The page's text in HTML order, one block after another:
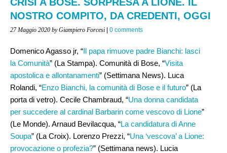
NOSTRO COMPITO, DA CREDENTI, OGGI
27 Maggio 2020 by Giampiero Forcesi | 0 comments
Domenico Agasso jr, “Il papa rimuove padre Bianchi: lasci
la Comunità” (La Stampa). Comunità di Bose, “Visita
apostolica e allontanamenti” (Settimana News). Luca
Rolandi, “Enzo Bianchi, la comunità di Bose e il futuro” (La
porta di vetro). Cecile Chambraud, “Una donna candidata
per succedere al cardinal Barbarin come vescovo di Lione”
(Le Monde). Arnaud Bevilacqua, “La candidatura di Anne
Soupa” (La Croix). Lorenzo Prezzi, “Una ‘vescova’ a Lione:
provocazione o profezia?” (Settimana news). Lucia